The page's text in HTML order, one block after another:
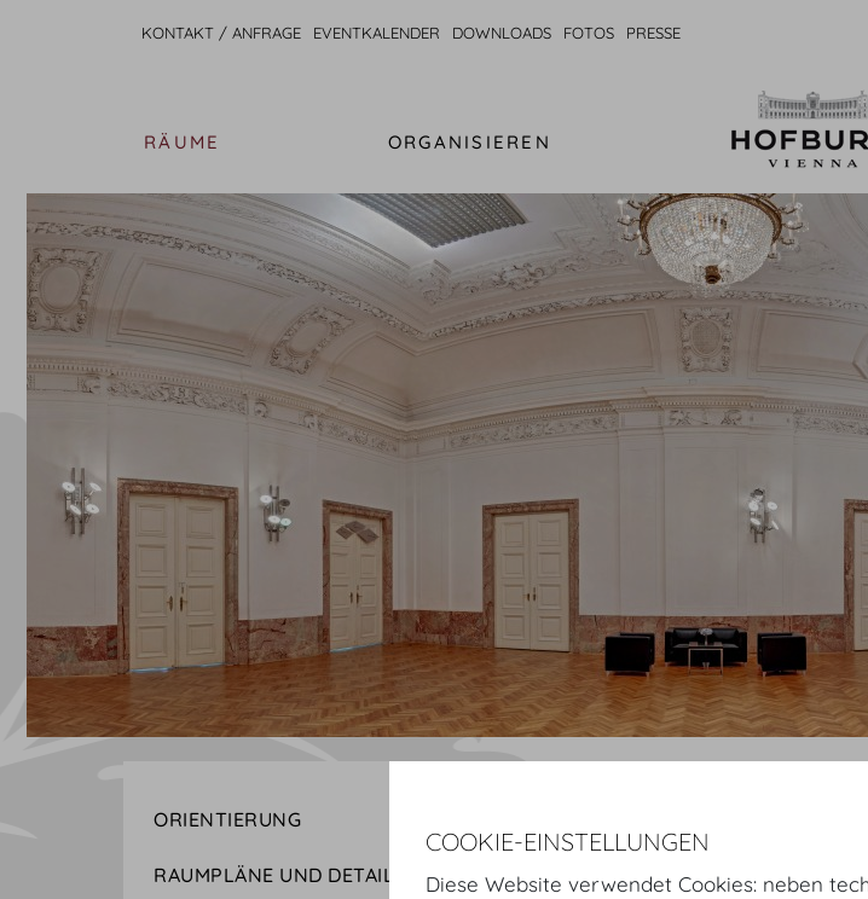
KONTAKT / ANFRAGE EVENTKALENDER DOWNLOADS FOTOS PRESSE
RÄUME ORGANISIEREN
ORIENTIERUNG
RAUMPLÄNE UND DETAILS Vorsaal Raumplan
COOKIE-EINSTELLUNGEN
Diese Website verwendet Cookies: neben